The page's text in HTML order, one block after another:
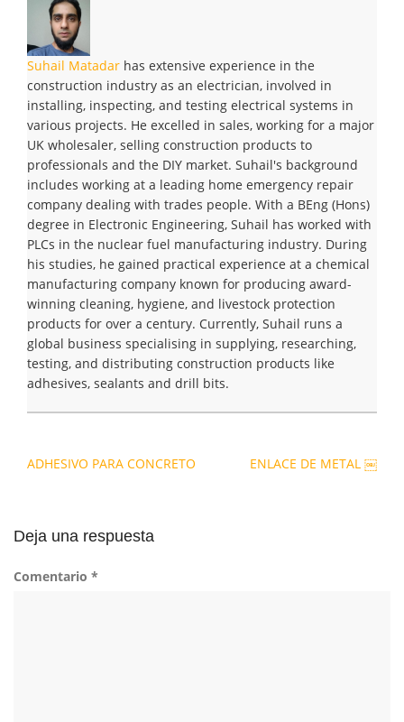
Suhail Matadar has extensive experience in the
construction industry as an electrician, involved in
installing, inspecting, and testing electrical systems in
various projects. He excelled in sales, working for a major
UK wholesaler, selling construction products to
professionals and the DIY market. Suhail's background
includes working at a leading home emergency repair
company dealing with trades people. With a BEng (Hons)
degree in Electronic Engineering, Suhail has worked with
PLCs in the nuclear fuel manufacturing industry. During
his studies, he gained practical experience at a chemical
manufacturing company known for producing award-
winning cleaning, hygiene, and livestock protection
products for over a century. Currently, Suhail runs a
global business specialising in supplying, researching,
testing, and distributing construction products like
adhesives, sealants and drill bits.
Navegación
ADHESIVO PARA CONCRETO ENLACE DE METAL ￼
Deja una respuesta
Comentario *